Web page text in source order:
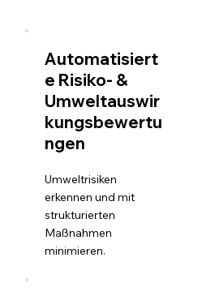
Automatisiert
e Risiko- &
Umweltauswir
kungsbewertu
ngen
Umweltrisiken
erkennen und mit
strukturierten
Maßnahmen
minimieren.